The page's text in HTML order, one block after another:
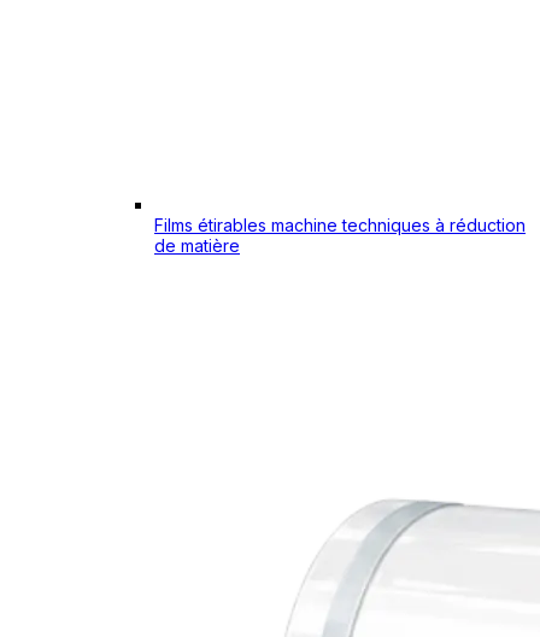
Films étirables machine techniques à réduction
de matière